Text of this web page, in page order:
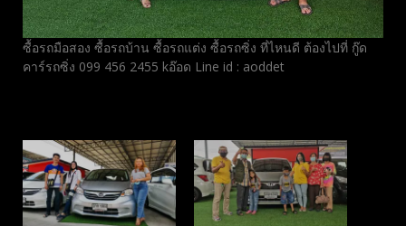
ซื้อรถมือสอง ซื้อรถบ้าน ซื้อรถแต่ง ซื้อรถซิ่ง ที่ไหนดี ต้องไปที่ กู๊ด
คาร์รถซิ่ง 099 456 2455 kอ๊อด Line id : aoddet